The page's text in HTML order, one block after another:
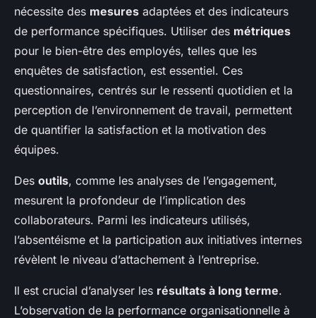
nécessite des mesures adaptées et des indicateurs
de performance spécifiques. Utiliser des métriques
pour le bien-être des employés, telles que les
enquêtes de satisfaction, est essentiel. Ces
questionnaires, centrés sur le ressenti quotidien et la
perception de l’environnement de travail, permettent
de quantifier la satisfaction et la motivation des
équipes.
Des outils, comme les analyses de l’engagement,
mesurent la profondeur de l’implication des
collaborateurs. Parmi les indicateurs utilisés,
l’absentéisme et la participation aux initiatives internes
révèlent le niveau d’attachement à l’entreprise.
Il est crucial d’analyser les résultats à long terme.
L’observation de la performance organisationnelle à